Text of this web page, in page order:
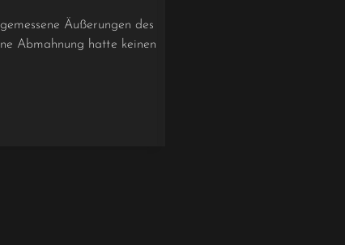
Äußerungen des
Abmahnung hatte keinen